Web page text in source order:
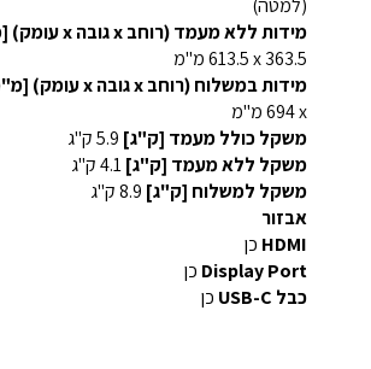
מידות ללא מעמד (רוחב x גובה x עומק) [מ"מ]
363.5 x‏ 613.5 מ"מ
מידות במשלוח (רוחב x גובה x עומק) [מ"מ]
x‏ 694 מ"מ
משקל כולל מעמד [ק"ג]
משקל ללא מעמד [ק"ג]
משקל למשלוח [ק"ג]
אבזור
HDMI כן
Display Port כן
כבל USB-C
כן